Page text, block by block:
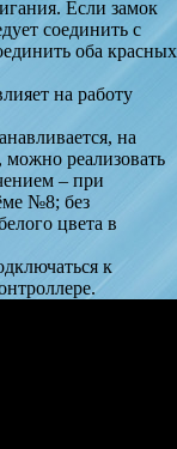
Если замок
соединить с
оба красных
на работу
на
можно реализовать
– при
№8; без
цвета в
к